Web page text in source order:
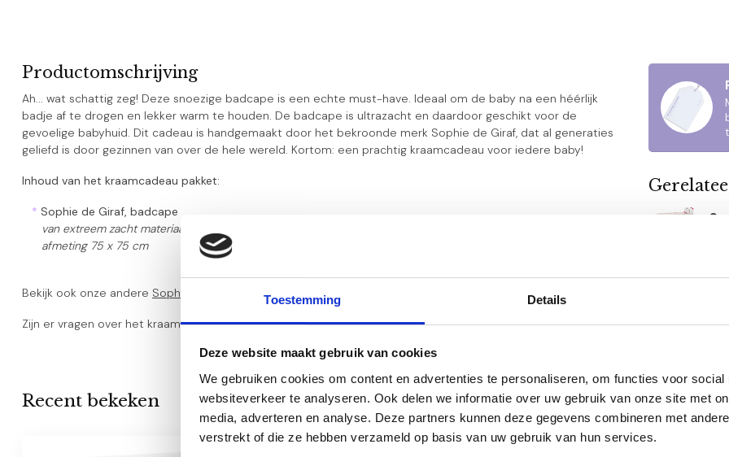
Toestemming Details
Deze website maakt gebruik van cookies
We gebruiken cookies om content en advertenties te personaliseren, om functies voor social
websiteverkeer te analyseren. Ook delen we informatie over uw gebruik van onze site met
media, adverteren en analyse. Deze partners kunnen deze gegevens combineren met
verstrekt of die ze hebben verzameld op basis van uw gebruik van hun services.
Productomschrijving
Ah... wat schattig zeg! Deze snoezige badcape is een echte must-have. Ideaal om de baby na een héérlijk
badje af te drogen en lekker warm te houden. De badcape is ultrazacht en daardoor geschikt voor de
gevoelige babyhuid. Dit cadeau is handgemaakt door het bekroonde merk Sophie de Giraf, dat al generaties
geliefd is door gezinnen van over de hele wereld. Kortom: een prachtig kraamcadeau voor iedere baby!
Inhoud van het kraamcadeau pakket:
* Sophie de Giraf, badcape
van extreem zacht materiaal
afmeting 75 x 75 cm
Bekijk ook onze andere Sophie de Giraf kraamcadeaus
Zijn er vragen over het kraamcadeau pakket, neem dan gerustcontactmet ons op.
Recent bekeken